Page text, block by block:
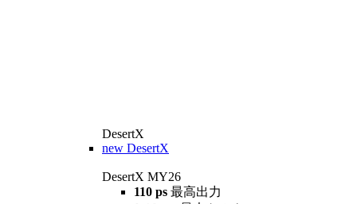
DesertX
new DesertX
DesertX MY26
110 ps 最高出力